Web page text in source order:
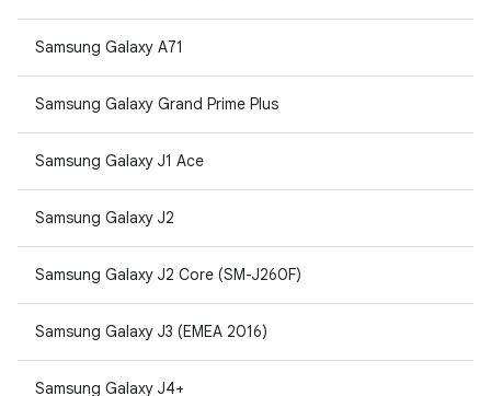
Samsung Galaxy A71
Samsung Galaxy Grand Prime Plus
Samsung Galaxy J1 Ace
Samsung Galaxy J2
Samsung Galaxy J2 Core (SM-J260F)
Samsung Galaxy J3 (EMEA 2016)
Samsung Galaxy J4+